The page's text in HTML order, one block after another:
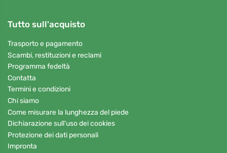
Tutto sull'acquisto
Trasporto e pagamento
Scambi, restituzioni e reclami
Programma fedeltà
Contatta
Termini e condizioni
Chi siamo
Come misurare la lunghezza del piede
Dichiarazione sull'uso dei cookies
Protezione dei dati personali
Impronta